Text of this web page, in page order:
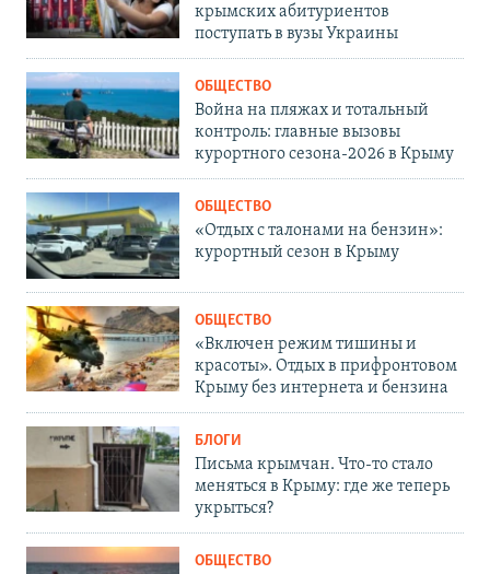
крымских абитуриентов
поступать в вузы Украины
ОБЩЕСТВО
Война на пляжах и тотальный
контроль: главные вызовы
курортного сезона-2026 в Крыму
ОБЩЕСТВО
«Отдых с талонами на бензин»:
курортный сезон в Крыму
ОБЩЕСТВО
«Включен режим тишины и
красоты». Отдых в прифронтовом
Крыму без интернета и бензина
БЛОГИ
Письма крымчан. Что-то стало
меняться в Крыму: где же теперь
укрыться?
ОБЩЕСТВО